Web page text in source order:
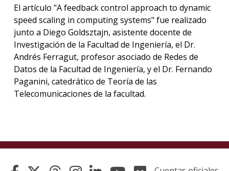
El artículo "A feedback control approach to dynamic
speed scaling in computing systems" fue realizado
junto a Diego Goldsztajn, asistente docente de
Investigación de la Facultad de Ingeniería, el Dr.
Andrés Ferragut, profesor asociado de Redes de
Datos de la Facultad de Ingeniería, y el Dr. Fernando
Paganini, catedrático de Teoría de las
Telecomunicaciones de la facultad.